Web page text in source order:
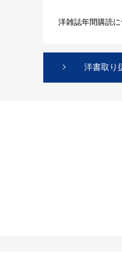
洋雑誌年間購読
洋書取り